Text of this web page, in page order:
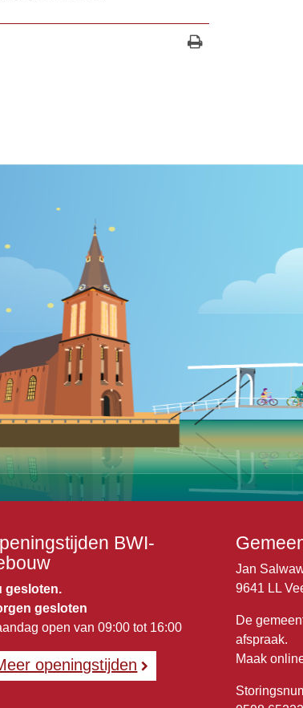
BWI-
gesloten.
gesloten
open van 09:00 tot 16:00
openingstijden
Jan
9641 LL
De
afspraak.
Maak